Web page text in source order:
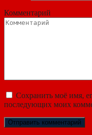
Комментарий
Сохранить моё имя,
последующих моих